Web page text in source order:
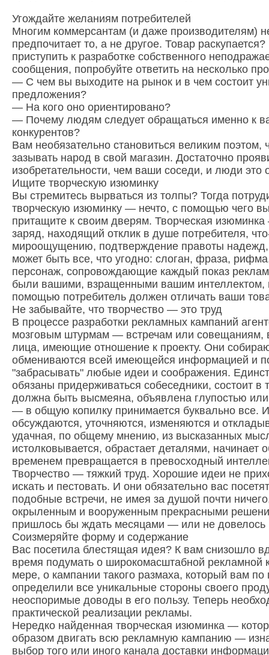
Угождайте желаниям потребителей
Многим коммерсантам (и даже производителям)
предпочитает то, а не другое. Товар
приступить к разработке собственного
сообщения, попробуйте ответить на несколько
— С чем вы выходите на рынок и в чем состоит
предложения?
— На кого оно ориентировано?
— Почему людям следует обращаться именно к
конкурентов?
Вам необязательно становиться великим поэтом,
зазывать народ в свой магазин. Достаточно
изобретательности, чем ваши соседи, и люди это
Ищите творческую изюминку
Вы стремитесь вырваться из толпы? Тогда
творческую изюминку — нечто, с помощью чего
притащите к своим дверям. Творческая
заряд, находящий отклик в душе потребителя,
мироощущению, подтверждение правоты надежд,
может быть все, что угодно: слоган, фраза,
персонаж, сопровождающие каждый показ
были вашими, взращенными вашим интеллектом,
помощью потребитель должен отличать ваши
Не забывайте, что творчество — это труд
В процессе разработки рекламных кампаний
мозговым штурмам — встречам или совещаниям,
лица, имеющие отношение к проекту. Они
обмениваются всей имеющейся информацией и
"забрасывать" любые идеи и соображения.
обязаны придерживаться собеседники, состоит в
должна быть высмеяна, объявлена глупостью или
— в общую копилку принимается буквально все.
обсуждаются, уточняются, изменяются и
удачная, по общему мнению, из высказанных
истолковывается, обрастает деталями, начинает
временем превращается в превосходный
Творчество — тяжкий труд. Хорошие идеи не
искать и пестовать. И они обязательно вас
подобные встречи, не имея за душой почти
окрыленным и вооруженным прекрасными
пришлось бы ждать месяцами — или не довелось
Соизмеряйте форму и содержание
Вас посетила блестящая идея? К вам снизошло
время подумать о широкомасштабной рекламной
мере, о кампании такого размаха, который вам
определили все уникальные стороны своего
неоспоримые доводы в его пользу. Теперь
практической реализации рекламы.
Нередко найденная творческая изюминка —
образом двигать всю рекламную кампанию —
выбор того или иного канала доставки